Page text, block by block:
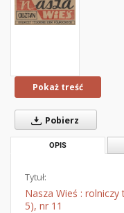
Pokaż treść
Pobierz
OPIS
Tytuł:
Nasza Wieś : rolniczy
5), nr 11